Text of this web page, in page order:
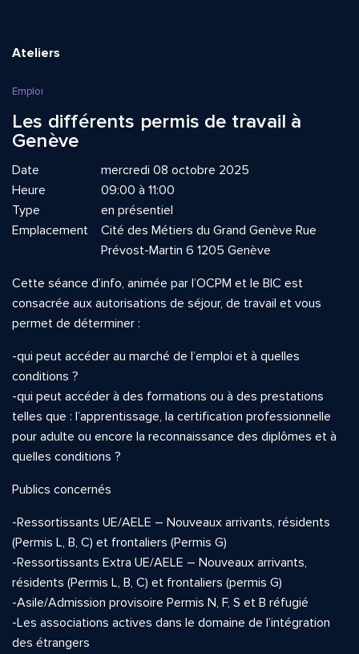
Ateliers
Emploi
Les différents permis de travail à
Genève
Date
mercredi 08 octobre 2025
Heure
09:00 à 11:00
Type
en présentiel
Emplacement
Cité des Métiers du Grand Genève Rue
Prévost-Martin 6 1205 Genève
Cette séance d’info, animée par l’OCPM et le BIC est
consacrée aux autorisations de séjour, de travail et vous
permet de déterminer :
-qui peut accéder au marché de l’emploi et à quelles
conditions ?
-qui peut accéder à des formations ou à des prestations
telles que : l’apprentissage, la certification professionnelle
pour adulte ou encore la reconnaissance des diplômes et à
quelles conditions ?
Publics concernés
-Ressortissants UE/AELE – Nouveaux arrivants, résidents
(Permis L, B, C) et frontaliers (Permis G)
-Ressortissants Extra UE/AELE – Nouveaux arrivants,
résidents (Permis L, B, C) et frontaliers (permis G)
-Asile/Admission provisoire Permis N, F, S et B réfugié
-Les associations actives dans le domaine de l’intégration
des étrangers